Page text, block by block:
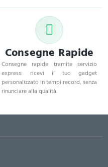
Consegne Rapide
Consegne rapide tramite servizio
express: ricevi il tuo gadget
personalizzato in tempi record, senza
rinunciare alla qualità.